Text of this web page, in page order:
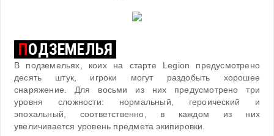
ПОДЗЕМЕЛЬЯ
В подземельях, коих на старте Legion предусмотрено
десять штук, игроки могут раздобыть хорошее
снаряжение. Для восьми из них предусмотрено три
уровня сложности: нормальный, героический и
эпохальный, соответственно, в каждом из них
увеличивается уровень предмета экипировки.